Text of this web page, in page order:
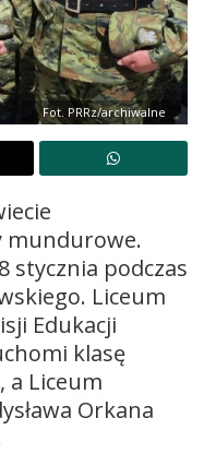
Fot. PRRz/archiwalne
mundurowe.
stycznia podczas
Liceum
Edukacji
klasę
a Liceum
Orkana